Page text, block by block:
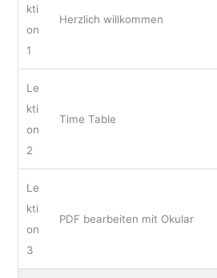
kti
on
1
Herzlich willkommen
Le
kti
on
2
Time Table
Le
kti
on
3
PDF bearbeiten mit Okular